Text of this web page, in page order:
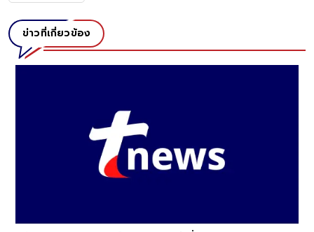
ข่าวที่เกี่ยวข้อง